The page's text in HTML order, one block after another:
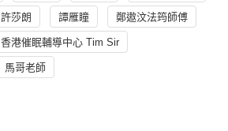
許莎朗 譚雁瞳 鄭遨汶法筠師傅
香港催眠輔導中心 Tim Sir
馬哥老師